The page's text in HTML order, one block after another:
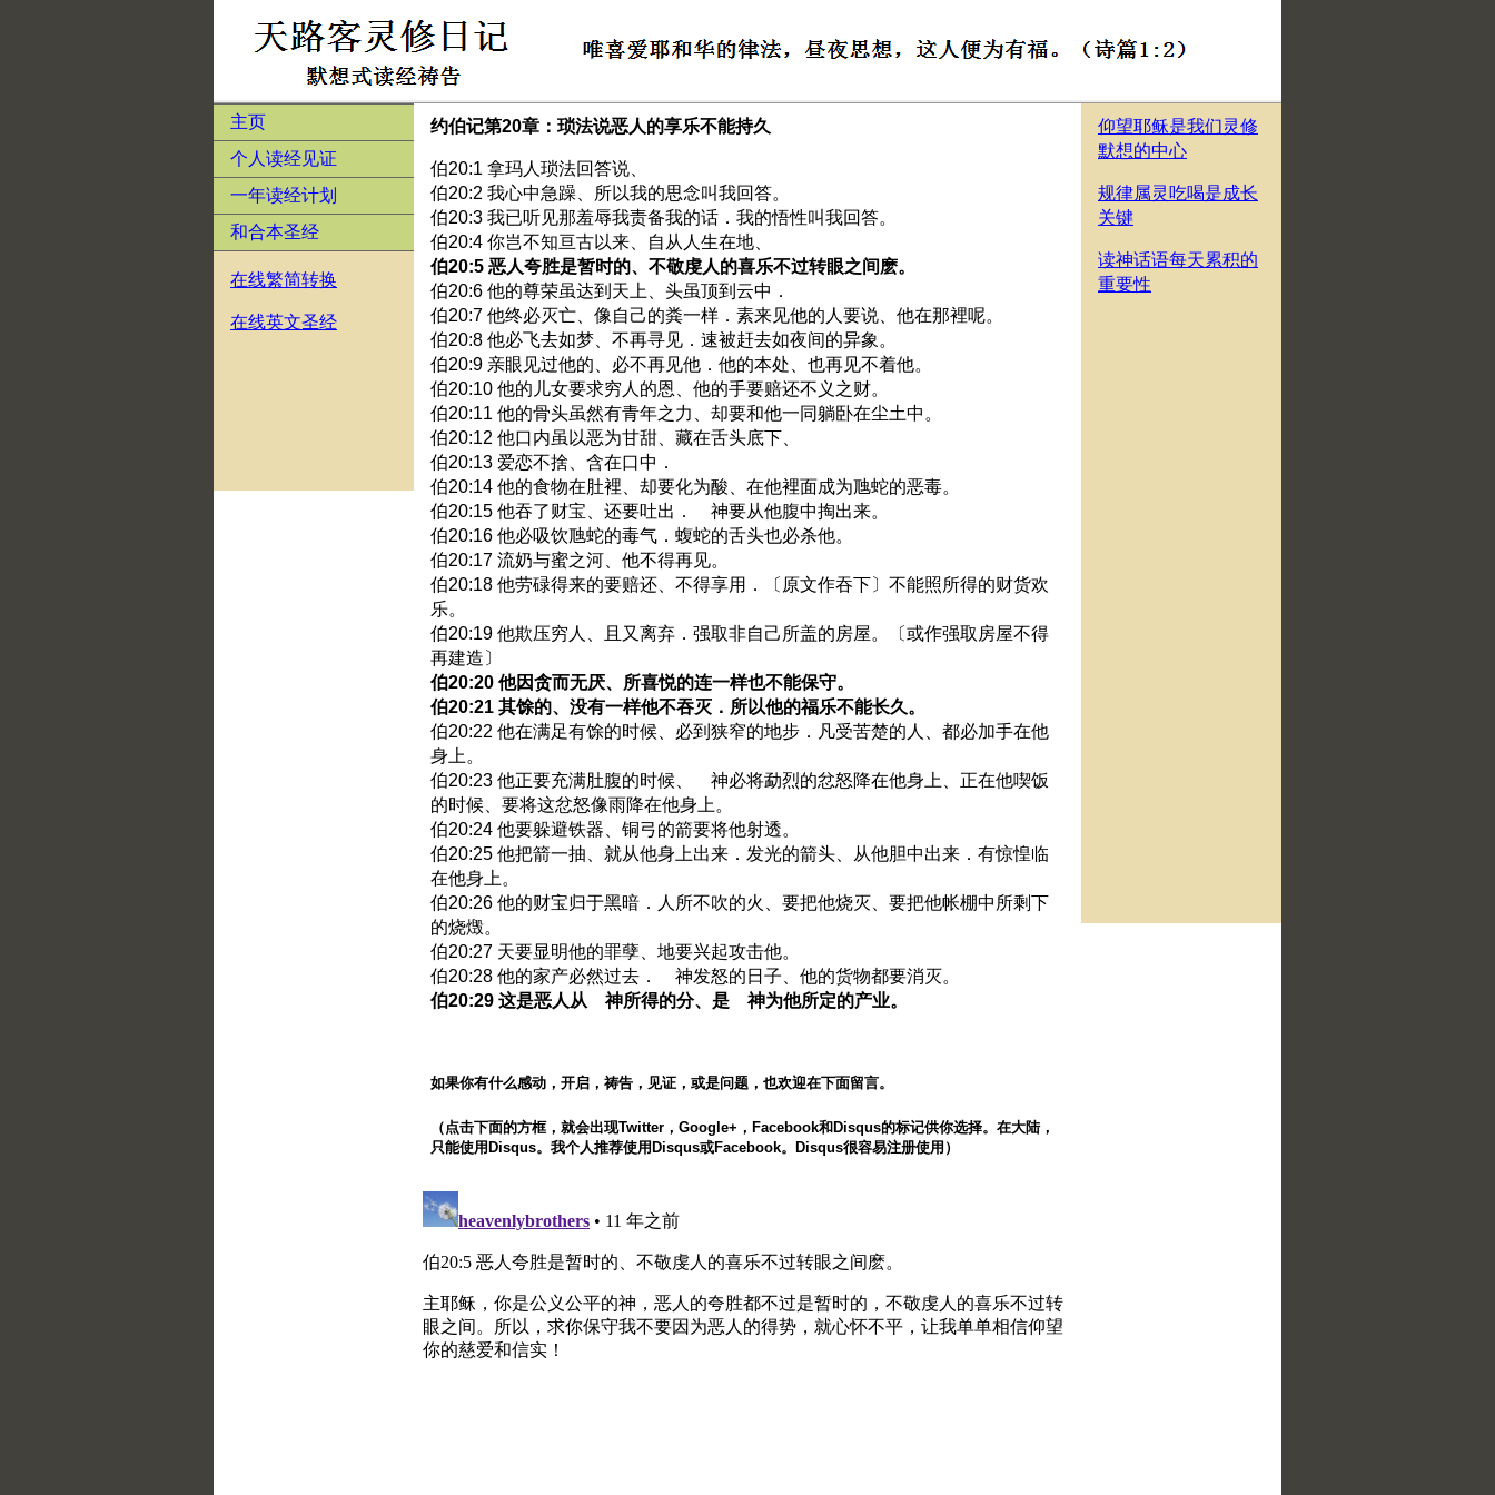
主页
个人读经见证
一年读经计划
和合本圣经
在线繁简转换
在线英文圣经
约伯记第20章：琐法说恶人的享乐不能持久
伯20:1 拿玛人琐法回答说、
伯20:2 我心中急躁、所以我的思念叫我回答。
伯20:3 我已听见那羞辱我责备我的话．我的悟性叫我回答。
伯20:4 你岂不知亘古以来、自从人生在地、
伯20:5 恶人夸胜是暂时的、不敬虔人的喜乐不过转眼之间麽。
伯20:6 他的尊荣虽达到天上、头虽顶到云中．
伯20:7 他终必灭亡、像自己的粪一样．素来见他的人要说、他在那裡呢。
伯20:8 他必飞去如梦、不再寻见．速被赶去如夜间的异象。
伯20:9 亲眼见过他的、必不再见他．他的本处、也再见不着他。
伯20:10 他的儿女要求穷人的恩、他的手要赔还不义之财。
伯20:11 他的骨头虽然有青年之力、却要和他一同躺卧在尘土中。
伯20:12 他口内虽以恶为甘甜、藏在舌头底下、
伯20:13 爱恋不捨、含在口中．
伯20:14 他的食物在肚裡、却要化为酸、在他裡面成为虺蛇的恶毒。
伯20:15 他吞了财宝、还要吐出． 神要从他腹中掏出来。
伯20:16 他必吸饮虺蛇的毒气．蝮蛇的舌头也必杀他。
伯20:17 流奶与蜜之河、他不得再见。
伯20:18 他劳碌得来的要赔还、不得享用．〔原文作吞下〕不能照所得的财货欢
乐。
伯20:19 他欺压穷人、且又离弃．强取非自己所盖的房屋。〔或作强取房屋不得
再建造〕
伯20:20 他因贪而无厌、所喜悦的连一样也不能保守。
伯20:21 其馀的、没有一样他不吞灭．所以他的福乐不能长久。
伯20:22 他在满足有馀的时候、必到狭窄的地步．凡受苦楚的人、都必加手在他
身上。
伯20:23 他正要充满肚腹的时候、 神必将勐烈的忿怒降在他身上、正在他喫饭
的时候、要将这忿怒像雨降在他身上。
伯20:24 他要躲避铁器、铜弓的箭要将他射透。
伯20:25 他把箭一抽、就从他身上出来．发光的箭头、从他胆中出来．有惊惶临
在他身上。
伯20:26 他的财宝归于黑暗．人所不吹的火、要把他烧灭、要把他帐棚中所剩下
的烧燬。
伯20:27 天要显明他的罪孽、地要兴起攻击他。
伯20:28 他的家产必然过去． 神发怒的日子、他的货物都要消灭。
伯20:29 这是恶人从 神所得的分、是 神为他所定的产业。
如果你有什么感动，开启，祷告，见证，或是问题，也欢迎在下面留言。
（点击下面的方框，就会出现Twitter，Google+，Facebook和Disqus的标记供你选择。在大陆，
只能使用Disqus。我个人推荐使用Disqus或Facebook。Disqus很容易注册使用）
仰望耶稣是我们灵修
默想的中心
规律属灵吃喝是成长
关键
读神话语每天累积的
重要性